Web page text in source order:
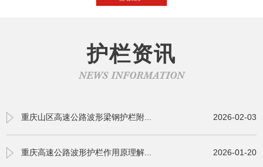
护栏资讯
NEWS INFORMATION
重庆山区高速公路波形梁钢护栏附... 2026-02-03
重庆高速公路波形护栏作用原理解... 2026-01-20